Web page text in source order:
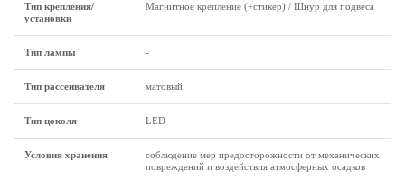
Тип крепления/
установки
Магнитное крепление (+стикер) / Шнур для подвеса
Тип лампы -
Тип рассеивателя матовый
Тип цоколя LED
Условия хранения
соблюдение мер предосторожности от механических
повреждений и воздействия атмосферных осадков